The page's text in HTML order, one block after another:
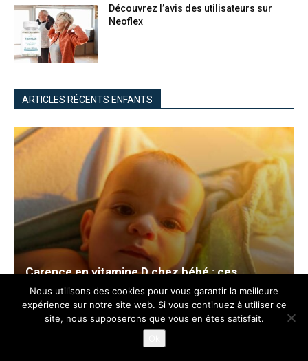
Découvrez l’avis des utilisateurs sur
Neoflex
ARTICLES RÉCENTS ENFANTS
Carence en vitamine D chez bébé : ces
immédiatement !
Nous utilisons des cookies pour vous garantir la meilleure
expérience sur notre site web. Si vous continuez à utiliser ce
site, nous supposerons que vous en êtes satisfait.